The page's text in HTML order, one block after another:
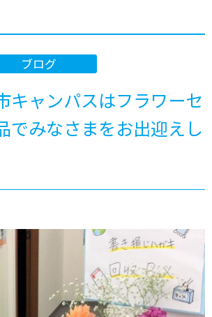
ブログ
キャンパスはフラワーセ
でみなさまをお出迎えし